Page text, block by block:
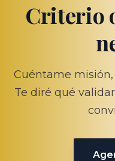
Criterio
Cuéntame
Te diré qué